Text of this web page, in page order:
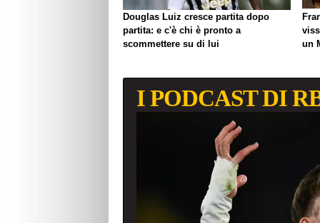
Douglas Luiz cresce partita dopo
partita: e c'è chi è pronto a
scommettere su di lui
un
I PODCAST DI